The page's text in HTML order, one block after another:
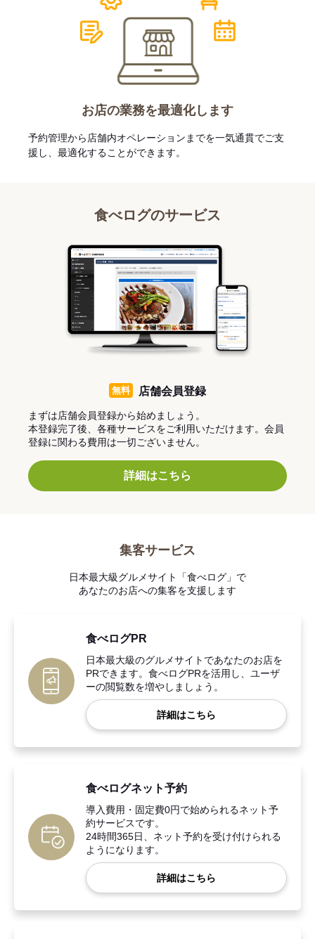
お店の業務を最適化します
予約管理から店舗内オペレーションまでを一気通貫でご支
援し、最適化することができます。
食べログのサービス
無料 店舗会員登録
まずは店舗会員登録から始めましょう。
本登録完了後、各種サービスをご利用いただけます。会員
登録に関わる費用は一切ございません。
詳細はこちら
集客サービス
日本最大級グルメサイト「食べログ」で
あなたのお店への集客を支援します
食べログPR
日本最大級のグルメサイトであなたのお店を
PRできます。食べログPRを活用し、ユーザ
ーの閲覧数を増やしましょう。
詳細はこちら
食べログネット予約
導入費用・固定費0円で始められるネット予
約サービスです。
24時間365日、ネット予約を受け付けられる
ようになります。
詳細はこちら